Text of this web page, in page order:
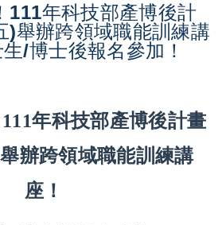
111年科技部產博後計
)舉辦跨領域職能訓練講
/博士後報名參加！
年科技部產博後計畫
辦跨領域職能訓練講
座！